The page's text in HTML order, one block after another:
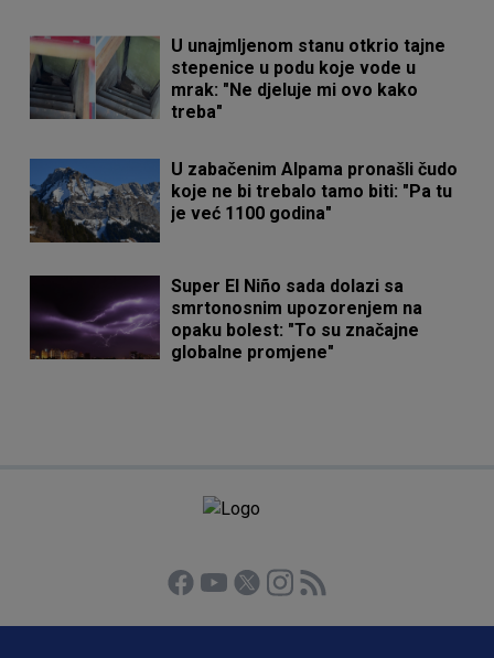
U unajmljenom stanu otkrio tajne
stepenice u podu koje vode u
mrak: "Ne djeluje mi ovo kako
treba"
U zabačenim Alpama pronašli čudo
koje ne bi trebalo tamo biti: "Pa tu
je već 1100 godina"
Super El Niño sada dolazi sa
smrtonosnim upozorenjem na
opaku bolest: "To su značajne
globalne promjene"